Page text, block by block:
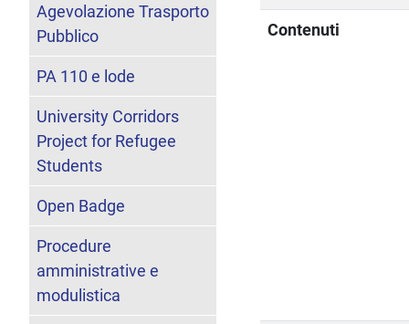
Contenuti
Agevolazione Trasporto
Pubblico
PA 110 e lode
University Corridors
Project for Refugee
Students
Open Badge
Procedure
amministrative e
modulistica